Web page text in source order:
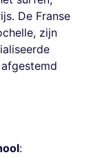
De Franse
zijn
: